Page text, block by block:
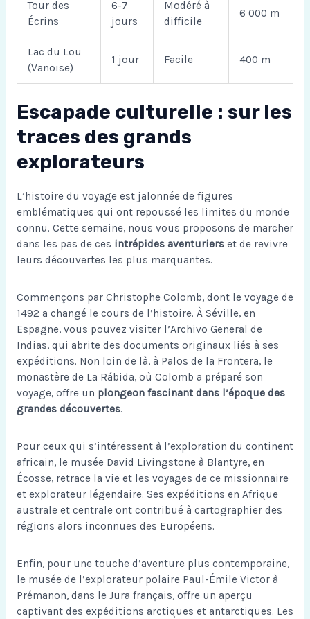
Tour des
Écrins
6-7
jours
Modéré à
difficile
6 000 m
Lac du Lou
(Vanoise)
1 jour Facile 400 m
Escapade culturelle : sur les
traces des grands
explorateurs
L’histoire du voyage est jalonnée de figures
emblématiques qui ont repoussé les limites du monde
connu. Cette semaine, nous vous proposons de marcher
dans les pas de ces intrépides aventurierset de revivre
leurs découvertes les plus marquantes.
Commençons par Christophe Colomb, dont le voyage de
1492 a changé le cours de l’histoire. À Séville, en
Espagne, vous pouvez visiter l’Archivo General de
Indias, qui abrite des documents originaux liés à ses
expéditions. Non loin de là, à Palos de la Frontera, le
monastère de La Rábida, où Colomb a préparé son
voyage, offre un plongeon fascinant dans l’époque des
grandes découvertes.
Pour ceux qui s’intéressent à l’exploration du continent
africain, le musée David Livingstone à Blantyre, en
Écosse, retrace la vie et les voyages de ce missionnaire
et explorateur légendaire. Ses expéditions en Afrique
australe et centrale ont contribué à cartographier des
régions alors inconnues des Européens.
Enfin, pour une touche d’aventure plus contemporaine,
le musée de l’explorateur polaire Paul-Émile Victor à
Prémanon, dans le Jura français, offre un aperçu
captivant des expéditions arctiques et antarctiques. Les